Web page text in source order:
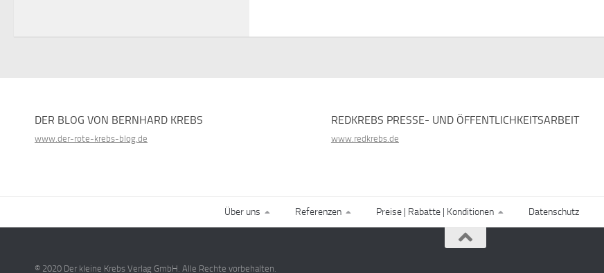
DER BLOG VON BERNHARD KREBS
www.der-rote-krebs-blog.de
REDKREBS PRESSE- UND ÖFFENTLICHKEITSARBEIT
www.redkrebs.de
Über uns Referenzen Preise | Rabatte | Konditionen Datenschutz
© 2020 Der kleine Krebs Verlag GmbH. Alle Rechte vorbehalten.